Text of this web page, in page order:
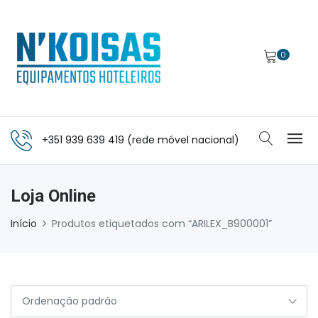
0
+351 939 639 419 (rede móvel nacional)
Loja Online
Início Produtos etiquetados com “ARILEX_B900001”